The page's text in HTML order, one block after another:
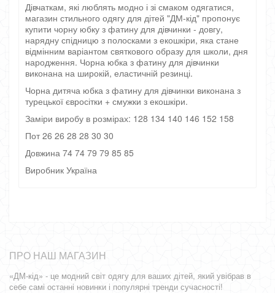
Дівчаткам, які люблять модно і зі смаком одягатися,
магазин стильного одягу для дітей "ДМ-кід" пропонує
купити чорну юбку з фатину для дівчинки - довгу,
нарядну спідницю з полосками з екошкіри, яка стане
відмінним варіантом святкового образу для школи, дня
народження. Чорна юбка з фатину для дівчинки
виконана на широкій, еластичній резинці.
Чорна дитяча юбка з фатину для дівчинки виконана з
турецької євросітки + смужки з екошкіри.
Заміри виробу в розмірах: 128 134 140 146 152 158
Пот 26 26 28 28 30 30
Довжина 74 74 79 79 85 85
Виробник Україна
ПРО НАШ МАГАЗИН
«ДМ-кід» - це модний світ одягу для ваших дітей, який увібрав в
себе самі останні новинки і популярні тренди сучасності!